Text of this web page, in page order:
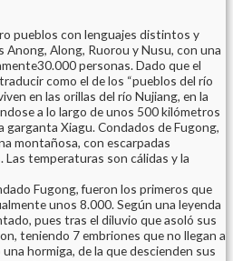
pueblos con lenguajes distintos y
Anong, Along, Ruorou y Nusu, con una
personas. Dado que el
como el de los “pueblos del río
en las orillas del río Nujiang, en la
a lo largo de unos 500 kilómetros
garganta Xiagu. Condados de Fugong,
montañosa, con escarpadas
temperaturas son cálidas y la
Fugong, fueron los primeros que
unos 8.000. Según una leyenda
pues tras el diluvio que asoló sus
teniendo 7 embriones que no llegan a
hormiga, de la que descienden sus